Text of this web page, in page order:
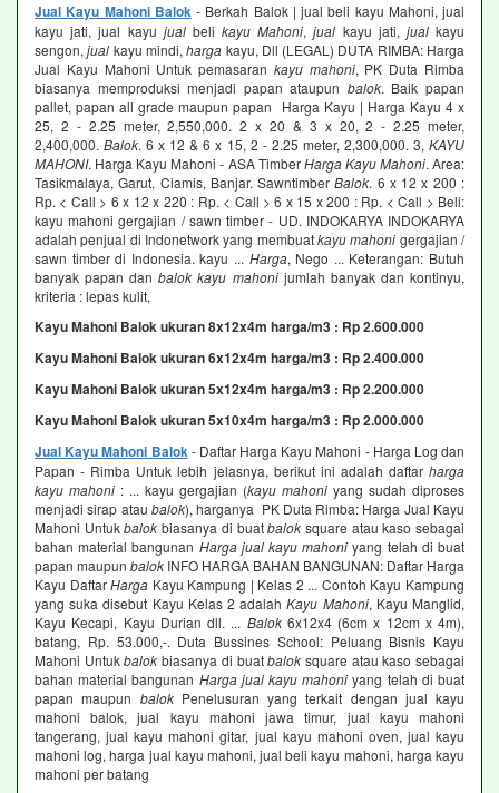
Jual Kayu Mahoni Balok - Berkah Balok | jual beli kayu Mahoni, jual
kayu jati, jual kayu jualbelikayu Mahoni,jual kayu jati, jualkayu
sengon,jual kayu mindi,harga kayu, Dll (LEGAL) DUTA RIMBA: Harga
Jual Kayu Mahoni Untuk pemasaran kayu mahoni, PK Duta Rimba
biasanya memproduksi menjadi papan ataupun balok. Baik papan
pallet, papan all grade maupun papan Harga Kayu | Harga Kayu 4 x
25, 2 - 2.25 meter, 2,550,000. 2 x 20 & 3 x 20, 2 - 2.25 meter,
2,400,000.Balok. 6 x 12 & 6 x 15, 2 - 2.25 meter, 2,300,000. 3,KAYU
MAHONI. Harga Kayu Mahoni - ASA TimberHarga Kayu Mahoni. Area:
Tasikmalaya, Garut, Ciamis, Banjar. SawntimberBalok. 6 x 12 x 200 :
Rp. < Call > 6 x 12 x 220 : Rp. < Call > 6 x 15 x 200 : Rp. < Call > Beli:
kayu mahoni gergajian / sawn timber - UD. INDOKARYA INDOKARYA
adalah penjual di Indonetwork yang membuatkayu mahoni gergajian /
sawn timber di Indonesia. kayu ... Harga, Nego ... Keterangan: Butuh
banyak papan danbalok kayu mahonijumlah banyak dan kontinyu,
kriteria : lepas kulit,
Kayu Mahoni Balok ukuran 8x12x4m harga/m3 : Rp 2.600.000
Kayu Mahoni Balok ukuran 6x12x4m harga/m3 : Rp 2.400.000
Kayu Mahoni Balok ukuran 5x12x4m harga/m3 : Rp 2.200.000
Kayu Mahoni Balok ukuran 5x10x4m harga/m3 : Rp 2.000.000
Jual Kayu Mahoni Balok - Daftar Harga Kayu Mahoni - Harga Log dan
Papan - Rimba Untuk lebih jelasnya, berikut ini adalah daftar harga
kayu mahoni : ... kayu gergajian (kayu mahoni yang sudah diproses
menjadi sirap atau balok), harganya PK Duta Rimba: Harga Jual Kayu
Mahoni Untukbalok biasanya di buatbalok square atau kaso sebagai
bahan material bangunan Harga jual kayu mahoni yang telah di buat
papan maupun balok INFO HARGA BAHAN BANGUNAN: Daftar Harga
Kayu DaftarHarga Kayu Kampung | Kelas 2 ... Contoh Kayu Kampung
yang suka disebut Kayu Kelas 2 adalahKayu Mahoni, Kayu Manglid,
Kayu Kecapi, Kayu Durian dll. ... Balok6x12x4 (6cm x 12cm x 4m),
batang, Rp. 53.000,-. Duta Bussines School: Peluang Bisnis Kayu
Mahoni Untukbalok biasanya di buatbalok square atau kaso sebagai
bahan material bangunan Harga jual kayu mahoni yang telah di buat
papan maupun balok Penelusuran yang terkait dengan jual kayu
mahoni balok, jual kayu mahoni jawa timur, jual kayu mahoni
tangerang, jual kayu mahoni gitar, jual kayu mahoni oven, jual kayu
mahoni log, harga jual kayu mahoni, jual beli kayu mahoni, harga kayu
mahoni per batang